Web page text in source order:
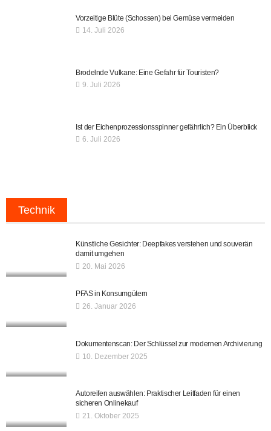
Vorzeitige Blüte (Schossen) bei Gemüse vermeiden
14. Juli 2026
Brodelnde Vulkane: Eine Gefahr für Touristen?
9. Juli 2026
Ist der Eichenprozessionsspinner gefährlich? Ein Überblick
6. Juli 2026
Technik
Künstliche Gesichter: Deepfakes verstehen und souverän
damit umgehen
20. Mai 2026
PFAS in Konsumgütern
26. Januar 2026
Dokumentenscan: Der Schlüssel zur modernen Archivierung
10. Dezember 2025
Autoreifen auswählen: Praktischer Leitfaden für einen
sicheren Onlinekauf
21. Oktober 2025